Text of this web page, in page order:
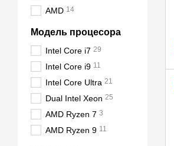
AMD 14
Модель процесора
Intel Core i7 29
Intel Core i9 11
Intel Core Ultra 21
Dual Intel Xeon 25
AMD Ryzen 7 3
AMD Ryzen 9 11